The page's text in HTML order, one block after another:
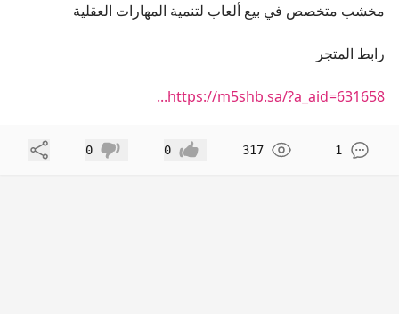
مخشب متخصص في بيع ألعاب لتنمية المهارات العقلية
رابط المتجر
https://m5shb.sa/?a_aid=631658...
1
317 إعجاب 0 عدم إعجاب
0 مشاركة